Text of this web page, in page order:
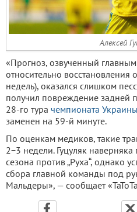
Алексей
«Прогноз, озвученный
относительно восстановления
недель), оказался слишком
получил повреждение задней
28-го тура чемпионата Украины
заменен на 59-й минуте.
По оценкам медиков, такие
2−3 недели. Гуцуляк
сезона против „Руха“, однако
сбора главной команды под
Мальдеры», — сообщает